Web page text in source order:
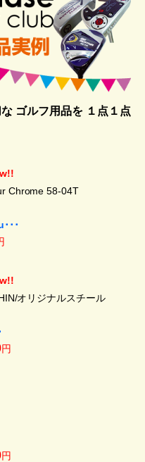
ゴルフ用品を１点１点
Chrome 58-04T
･･
オリジナルスチール
円
円